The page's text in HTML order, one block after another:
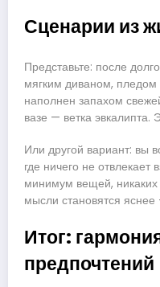
Сценарии из
Представьте: после
мягким диваном,
наполнен запахом
вазе — ветка эвкалипта.
Или другой вариант: вы
где ничего не отвлекает
минимум вещей, никаких
мысли становятся
Итог:
предпочтений